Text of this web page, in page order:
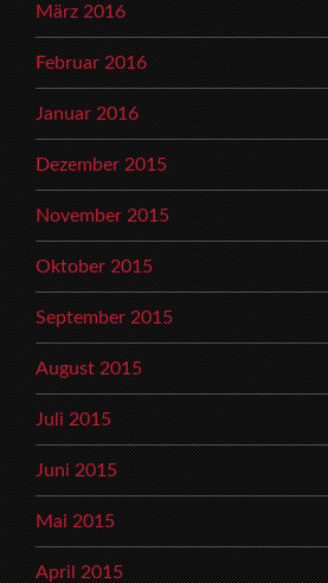
März 2016
Februar 2016
Januar 2016
Dezember 2015
November 2015
Oktober 2015
September 2015
August 2015
Juli 2015
Juni 2015
Mai 2015
April 2015